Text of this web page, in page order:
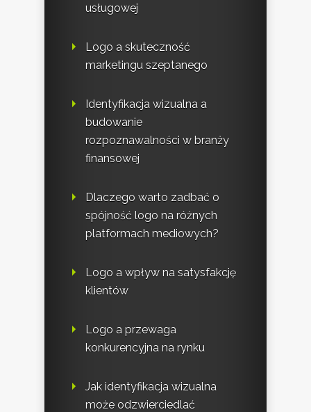
usługowej
Logo a skuteczność
marketingu szeptanego
Identyfikacja wizualna a
budowanie
rozpoznawalności w branży
finansowej
Dlaczego warto zadbać o
spójność logo na różnych
platformach mediowych?
Logo a wpływ na satysfakcję
klientów
Logo a przewaga
konkurencyjna na rynku
Jak identyfikacja wizualna
może odzwierciedlać